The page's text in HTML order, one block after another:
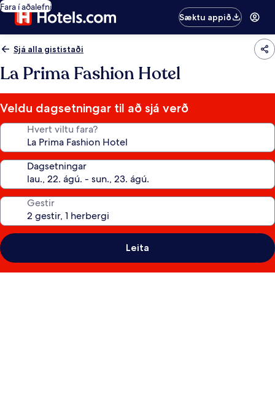
Fara í aðalefni
Sæktu appið
Sjá alla gististaði
La Prima Fashion Hotel
Veldu dagsetningar til að sjá verð
Hvert viltu fara?
Dagsetningar
Gestir
Leita